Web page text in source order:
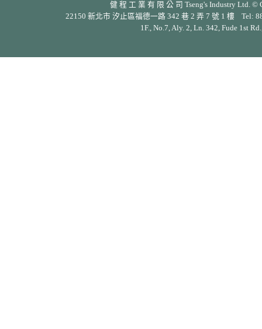
健 程 工 業 有 限 公 司 Tseng's Industry Ltd.
22150 新北市 汐止區福德一路 342 巷 2 弄 7 號 1 樓 Tel:
1F., No.7, Aly. 2, Ln. 342, Fude 1st